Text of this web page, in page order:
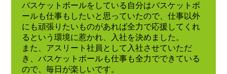
バスケットボールをしている自分はバスケットボ
ールも仕事もしたいと思っていたので、仕事以外
にも頑張りたいものがあれば全力で応援してくれ
るという環境に惹かれ、入社を決めました。
また、アスリート社員として入社させていただ
き、バスケットボールも仕事も全力でできている
ので、毎日が楽しいです。